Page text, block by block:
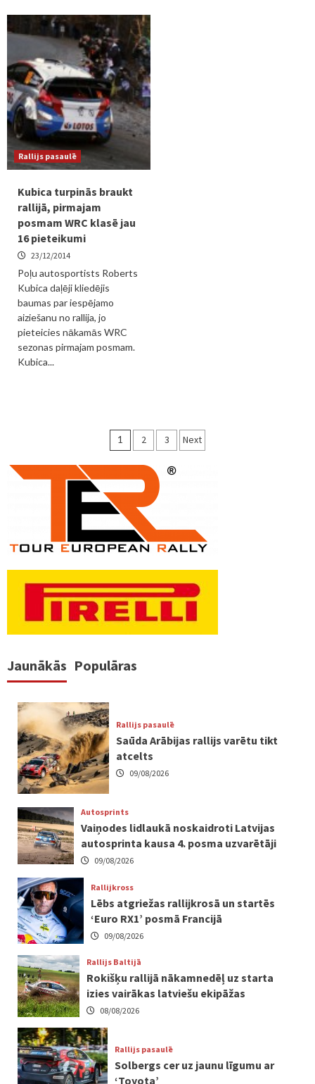
Rallijs pasaulē
Kubica turpinās braukt
rallijā, pirmajam
posmam WRC klasē jau
16 pieteikumi
23/12/2014
Poļu autosportists Roberts
Kubica daļēji kliedējis
baumas par iespējamo
aiziešanu no rallija, jo
pieteicies nākamās WRC
sezonas pirmajam posmam.
Kubica...
Ziņu
numerācija
pēc
lappusēm
1 2 3 Next
Jaunākās Populāras
Rallijs pasaulē
Saūda Arābijas rallijs varētu tikt
atcelts
09/08/2026
Autosprints
Vaiņodes lidlaukā noskaidroti Latvijas
autosprinta kausa 4. posma uzvarētāji
09/08/2026
Rallijkross
Lēbs atgriežas rallijkrosā un startēs
‘Euro RX1’ posmā Francijā
09/08/2026
Rallijs Baltijā
Rokišķu rallijā nākamnedēļ uz starta
izies vairākas latviešu ekipāžas
08/08/2026
Rallijs pasaulē
Solbergs cer uz jaunu līgumu ar
‘Toyota’